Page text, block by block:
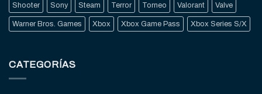
Shooter Sony Steam Terror Torneo Valorant Valve
Warner Bros. Games Xbox Xbox Game Pass Xbox Series S/X
CATEGORÍAS